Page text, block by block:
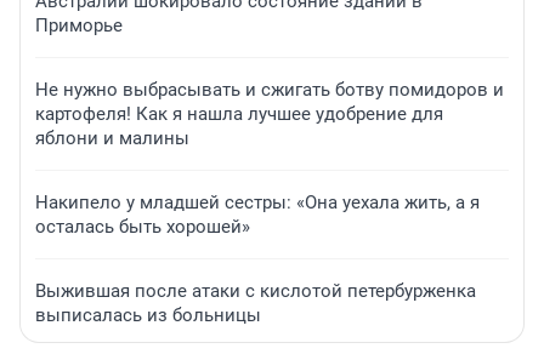
Приморье
Не нужно выбрасывать и сжигать ботву помидоров и
картофеля! Как я нашла лучшее удобрение для
яблони и малины
Накипело у младшей сестры: «Она уехала жить, а я
осталась быть хорошей»
Выжившая после атаки с кислотой петербурженка
выписалась из больницы